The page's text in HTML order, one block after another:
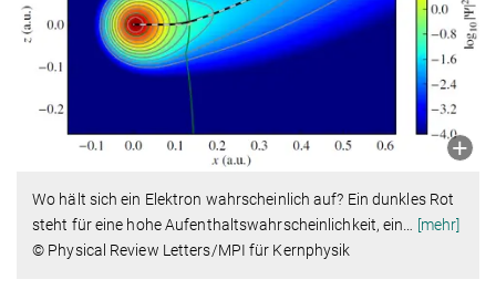
Wo hält sich ein Elektron wahrscheinlich auf? Ein dunkles Rot
steht für eine hohe Aufenthaltswahrscheinlichkeit, ein
[mehr]
© Physical Review Letters/MPI für Kernphysik